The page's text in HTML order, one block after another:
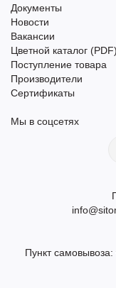
Документы
Новости
Вакансии
Цветной каталог (PDF)
Поступление товара
Производители
Сертификаты
Мы в соцсетях
Пункт